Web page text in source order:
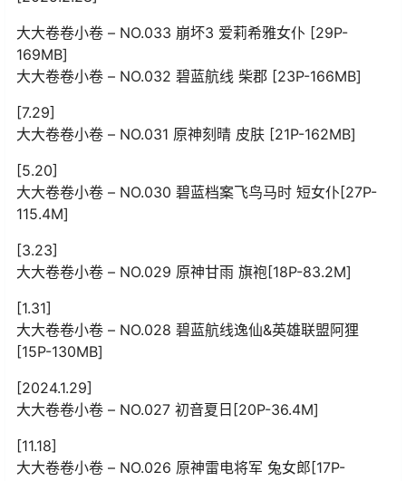
大大卷卷小卷 – NO.033 崩坏3 爱莉希雅女仆 [29P-
169MB]
大大卷卷小卷 – NO.032 碧蓝航线 柴郡 [23P-166MB]
[7.29]
大大卷卷小卷 – NO.031 原神刻晴 皮肤 [21P-162MB]
[5.20]
大大卷卷小卷 – NO.030 碧蓝档案飞鸟马时 短女仆[27P-
115.4M]
[3.23]
大大卷卷小卷 – NO.029 原神甘雨 旗袍[18P-83.2M]
[1.31]
大大卷卷小卷 – NO.028 碧蓝航线逸仙&英雄联盟阿狸
[15P-130MB]
[2024.1.29]
大大卷卷小卷 – NO.027 初音夏日[20P-36.4M]
[11.18]
大大卷卷小卷 – NO.026 原神雷电将军 兔女郎[17P-